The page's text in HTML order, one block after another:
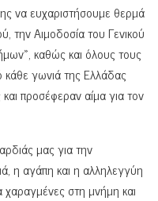
να ευχαριστήσουμε θερμά
την Αιμοδοσία του Γενικού
καθώς και όλους τους
κάθε γωνιά της Ελλάδας
προσέφεραν αίμα για τον
μας για την
η αγάπη και η αλληλεγγύη
χαραγμένες στη μνήμη και